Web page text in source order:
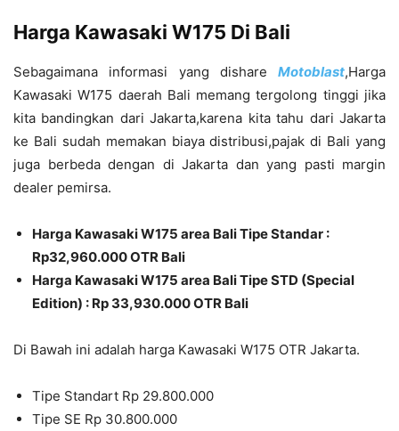
Harga Kawasaki W175 Di Bali
Sebagaimana informasi yang dishare Motoblast,Harga
Kawasaki W175 daerah Bali memang tergolong tinggi jika
kita bandingkan dari Jakarta,karena kita tahu dari Jakarta
ke Bali sudah memakan biaya distribusi,pajak di Bali yang
juga berbeda dengan di Jakarta dan yang pasti margin
dealer pemirsa.
Harga Kawasaki W175 area Bali Tipe Standar :
Rp32,960.000 OTR Bali
Harga Kawasaki W175 area Bali Tipe STD (Special
Edition) : Rp 33,930.000 OTR Bali
Di Bawah ini adalah harga Kawasaki W175 OTR Jakarta.
Tipe Standart Rp 29.800.000
Tipe SE Rp 30.800.000